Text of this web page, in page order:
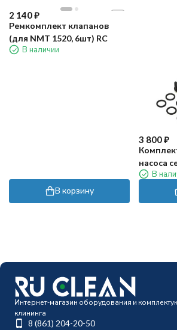
2 140₽
Ремкомплект клапанов
(для NMT 1520, 6шт) RC
В наличии
В корзину
3 800₽
насоса
В
Интернет-магазин оборудования и
клининга
8 (861) 204-20-50